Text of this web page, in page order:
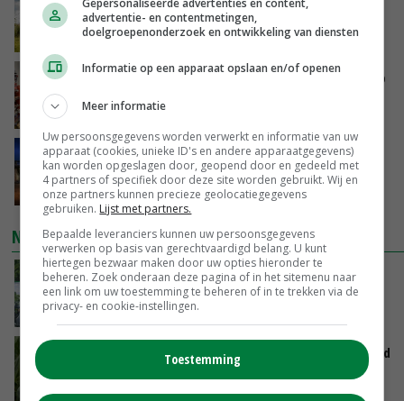
overkant’
GISTEREN, 15:30
Oorlogen en El Niño stuwen voedselprijzen op
GISTEREN, 15:04
Nettowinst Royal A-ware onder druk ondanks
hogere omzet
GISTEREN, 14:35
NIEUWSTE VIDEO'S
Oekraïne-vlogger Kees Huizinga: ‘Bezoek van
de ambassade mag zelf groente plukken’
GISTEREN, 12:00
Limburgse mais van Frijns doet het verrassend
advertentie- en contentmetingen,
doelgroepenonderzoek en ontwikkeling van diensten
Informatie op een apparaat opslaan en/of openen
Meer informatie
Uw persoonsgegevens worden verwerkt en informatie van uw
apparaat (cookies, unieke ID's en andere apparaatgegevens)
kan worden opgeslagen door, geopend door en gedeeld met
4 partners of specifiek door deze site worden gebruikt. Wij en
onze partners kunnen precieze geolocatiegegevens
gebruiken. Lijst met partners.
Bepaalde leveranciers kunnen uw persoonsgegevens
verwerken op basis van gerechtvaardigd belang. U kunt
hiertegen bezwaar maken door uw opties hieronder te
beheren. Zoek onderaan deze pagina of in het sitemenu naar
een link om uw toestemming te beheren of in te trekken via de
privacy- en cookie-instellingen.
Toestemming